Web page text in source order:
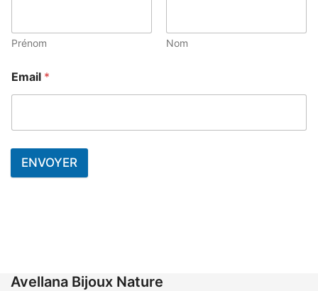
Prénom Nom
Email *
ENVOYER
Avellana Bijoux Nature